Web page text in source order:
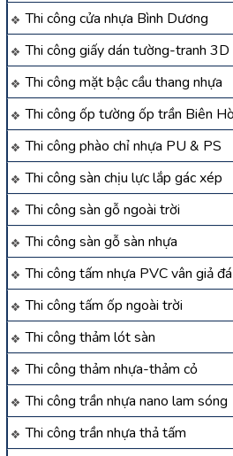
Thi công cửa nhựa Bình Dương
Thi công giấy dán tường-tranh 3D
Thi công mặt bậc cầu thang nhựa
Thi công ốp tường ốp trần Biên
Thi công phào chỉ nhựa PU & PS
Thi công sàn chịu lực lắp gác xép
Thi công sàn gỗ ngoài trời
Thi công sàn gỗ sàn nhựa
Thi công tấm nhựa PVC vân giả đá
Thi công tấm ốp ngoài trời
Thi công thảm lót sàn
Thi công thảm nhựa-thảm cỏ
Thi công trần nhựa nano lam sóng
Thi công trần nhựa thả tấm